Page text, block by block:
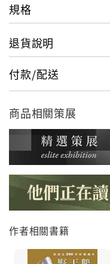
規格
退貨說明
付款/配送
商品相關策展
作者相關書籍